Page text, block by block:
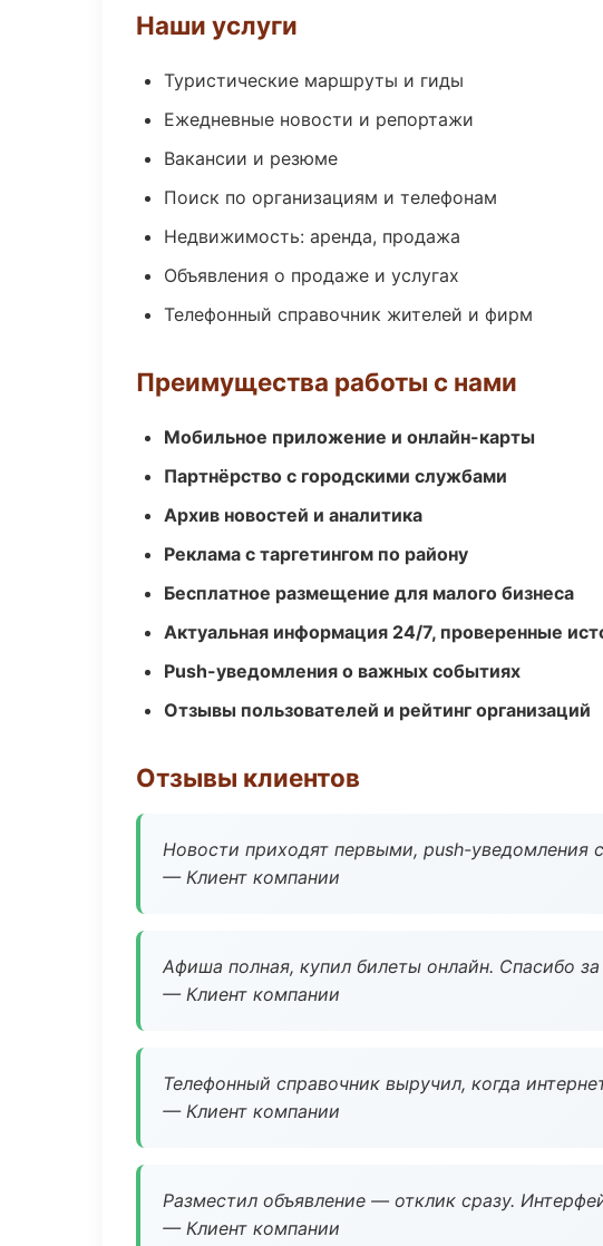
Наши услуги
Туристические маршруты и гиды
Ежедневные новости и репортажи
Вакансии и резюме
Поиск по организациям и телефонам
Недвижимость: аренда, продажа
Объявления о продаже и услугах
Телефонный справочник жителей и фирм
Преимущества работы с нами
Мобильное приложение и онлайн-карты
Партнёрство с городскими службами
Архив новостей и аналитика
Реклама с таргетингом по району
Бесплатное размещение для малого бизнеса
Актуальная информация 24/7, проверенные
Push-уведомления о важных событиях
Отзывы пользователей и рейтинг организаций
Отзывы клиентов
Новости приходят первыми, push-уведомления
— Клиент компании
Афиша полная, купил билеты онлайн. Спасибо за
— Клиент компании
Телефонный справочник выручил, когда
— Клиент компании
Разместил объявление — отклик сразу.
— Клиент компании